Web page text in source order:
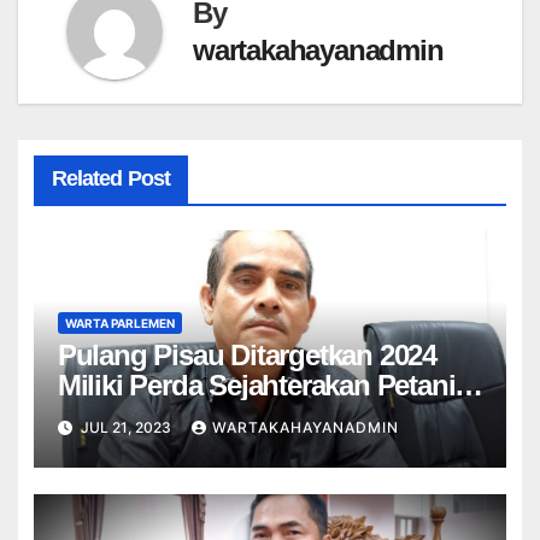
By
wartakahayanadmin
Related Post
WARTA PARLEMEN
Pulang Pisau Ditargetkan 2024
Miliki Perda Sejahterakan Petani
Sawit
JUL 21, 2023 WARTAKAHAYANADMIN